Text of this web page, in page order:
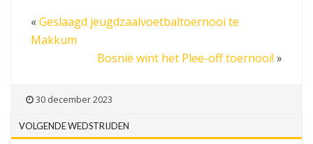
«Geslaagd jeugdzaalvoetbaltoernooi te
Makkum
Bosnië wint het Plee-off toernooi! »
30 december 2023
VOLGENDE WEDSTRIJDEN